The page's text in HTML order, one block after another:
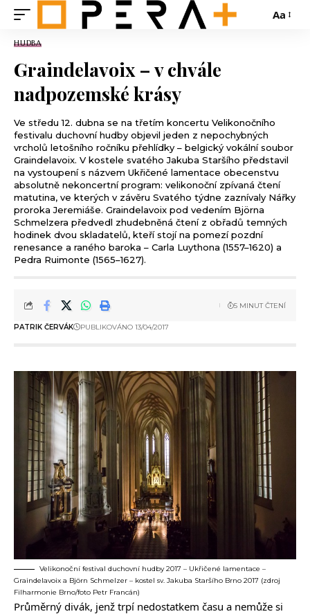
Aa
HUDBA
Graindelavoix – v chvále
nadpozemské krásy
Ve středu 12. dubna se na třetím koncertu Velikonočního
festivalu duchovní hudby objevil jeden z nepochybných
vrcholů letošního ročníku přehlídky – belgický vokální soubor
Graindelavoix. V kostele svatého Jakuba Staršího představil
na vystoupení s názvem Ukřičené lamentace obecenstvu
absolutně nekoncertní program: velikonoční zpívaná čtení
matutina, ve kterých v závěru Svatého týdne zaznívaly Nářky
proroka Jeremiáše. Graindelavoix pod vedením Björna
Schmelzera předvedl zhudebněná čtení z obřadů temných
hodinek dvou skladatelů, kteří stojí na pomezí pozdní
renesance a raného baroka – Carla Luythona (1557–1620) a
Pedra Ruimonte (1565–1627).
PATRIK ČERVÁK PUBLIKOVÁNO 13/04/2017
5 MINUT ČTENÍ
Velikonoční festival duchovní hudby 2017 – Ukřičené lamentace –
Graindelavoix a Björn Schmelzer – kostel sv. Jakuba Staršího Brno 2017 (zdroj
Filharmonie Brno/foto Petr Francán)
Průměrný divák, jenž trpí nedostatkem času a nemůže si